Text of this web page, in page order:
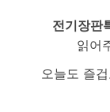
전기장판
읽어
오늘도 즐